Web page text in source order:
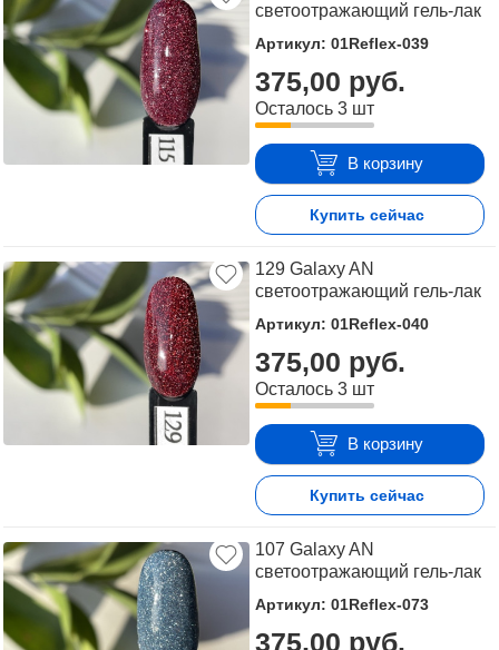
светоотражающий гель-лак
Артикул: 01Reflex-039
375,00 руб.
Осталось 3 шт
В корзину
Купить сейчас
129 Galaxy AN
светоотражающий гель-лак
Артикул: 01Reflex-040
375,00 руб.
Осталось 3 шт
В корзину
Купить сейчас
107 Galaxy AN
светоотражающий гель-лак
Артикул: 01Reflex-073
375,00 руб.